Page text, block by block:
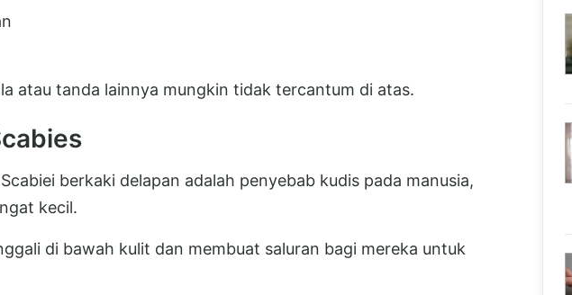
atau tanda lainnya mungkin tidak tercantum di atas.
berkaki delapan adalah penyebab kudis pada manusia,
kecil.
di bawah kulit dan membuat saluran bagi mereka untuk